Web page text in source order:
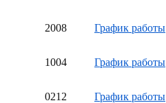
2008 График работы
1004 График работы
0212 График работы